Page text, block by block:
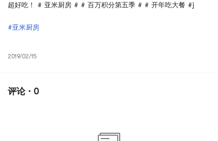
超好吃！ # 亚米厨房 # # 百万积分第五季 # # 开年吃大餐 #j
#亚米厨房
2019/02/15
评论 · 0